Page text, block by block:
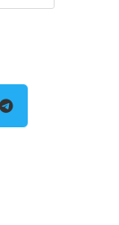
Escape